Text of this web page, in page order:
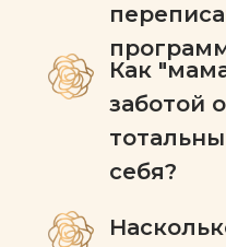
Как
заботой
себя?